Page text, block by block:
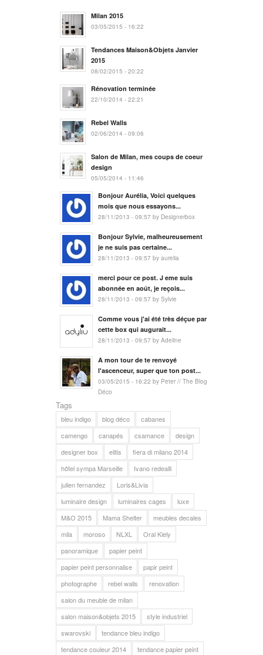
Milan 2015
03/05/2015 - 16:22
Tendances Maison&Objets Janvier
2015
08/02/2015 - 20:22
Rénovation terminée
22/10/2014 - 22:21
Rebel Walls
02/06/2014 - 09:06
Salon de Milan, mes coups de coeur
design
05/05/2014 - 11:46
Bonjour Aurélia, Voici quelques
mois que nous essayons...
28/11/2013 - 09:57 by Designerbox
Bonjour Sylvie, malheureusement
je ne suis pas certaine...
28/11/2013 - 09:57 by aurelia
merci pour ce post. J eme suis
abonnée en août, je reçois...
28/11/2013 - 09:57 by Sylvie
Comme vous j'ai été très déçue par
cette box qui augurait...
28/11/2013 - 09:57 by Adeline
A mon tour de te renvoyé
l'ascenceur, super que ton post...
03/05/2015 - 16:22 by Peter // The Blog
Déco
Tags
bleu indigo blog déco
cabanes
camengo
canapés csamance
design
designer box
elitis
fiera di milano 2014
hôtel sympa Marseille
Ivano redealli
julien fernandez
Loris&Livia
luminaire design
luminaires cages
luxe
M&O 2015
Mama Shelter
meubles decales
mila
moroso NLXL
Oral Kiely
panoramique
papier peint
papier peint personnalise
papir peint
photographe
rebel walls
renovation
salon du meuble de milan
salon maison&objets 2015
style industriel
swarovski
tendance bleu indigo
tendance couleur 2014
tendance papier peint